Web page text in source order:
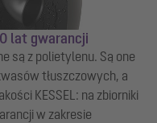
lat gwarancji
są z polietylenu. Są one
tłuszczowych, a
KESSEL: na zbiorniki
w zakresie